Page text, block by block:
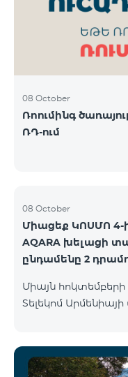
08 October
Ռոումինգ
ՌԴ-ում
08 October
Միացեք ԿՈՍՄՈ 4-
AQARA խելացի
ընդամենը 2
Միայն հոկտեմբերի
Տելեկոմ
փաթեթներից որևէ